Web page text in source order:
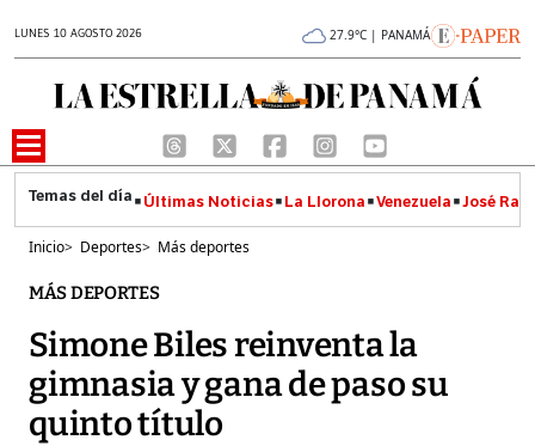
LUNES 10 AGOSTO 2026 27.9°C | PANAMÁ
Últimas Noticias La Llorona Venezuela José
Inicio> Deportes> Más deportes
MÁS DEPORTES
Simone Biles reinventa la
gimnasia y gana de paso su
quinto título